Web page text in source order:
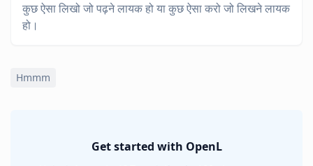
कुछ ऐसा लिखो जो पढ़ने लायक हो या कुछ ऐसा करो जो लिखने लायक
हो।
Hmmm
Get started with OpenL